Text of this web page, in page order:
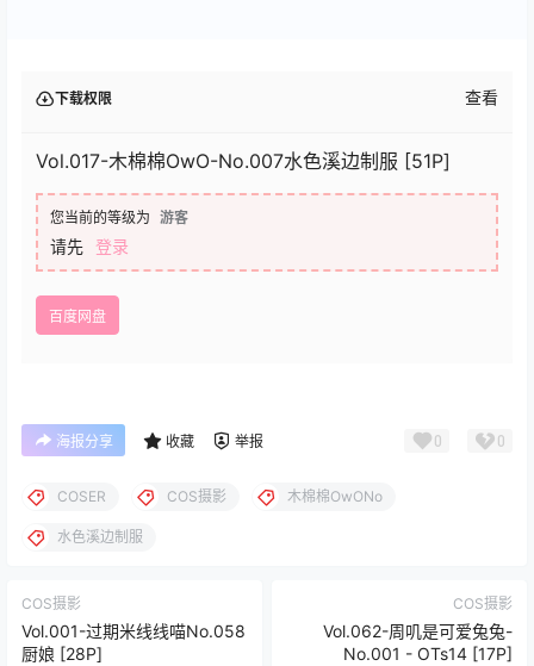
下载权限 查看
Vol.017-木棉棉OwO-No.007水色溪边制服 [51P]
您当前的等级为 游客
请先 登录
百度网盘
海报分享 收藏 举报 0 0
COSER COS摄影 木棉棉OwONo
水色溪边制服
COS摄影
Vol.001-过期米线线喵No.058
厨娘 [28P]
COS摄影
Vol.062-周叽是可爱兔兔-
No.001 - OTs14 [17P]